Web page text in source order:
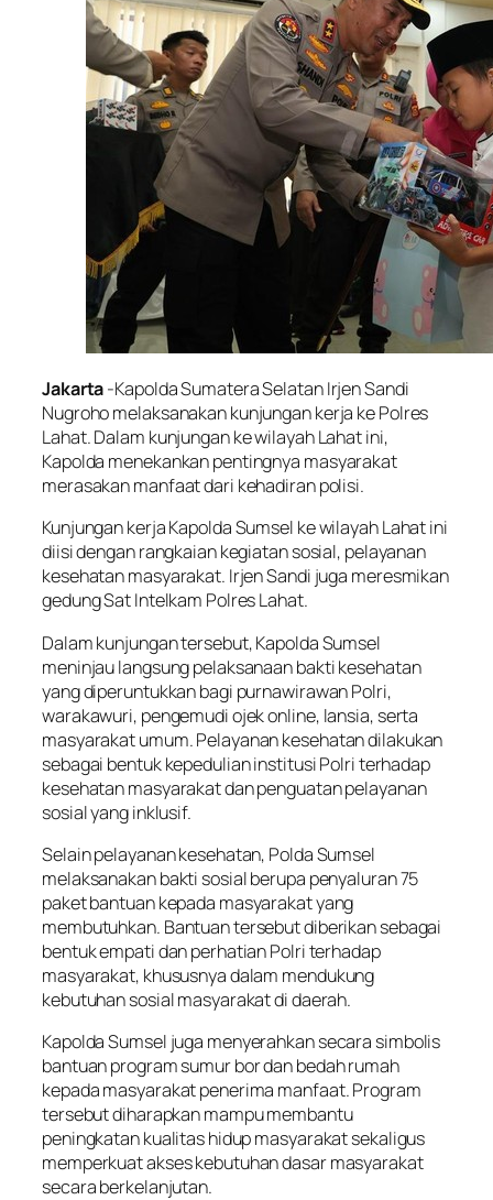
Jakarta-Kapolda Sumatera Selatan Irjen Sandi
Nugroho melaksanakan kunjungan kerja ke Polres
Lahat. Dalam kunjungan ke wilayah Lahat ini,
Kapolda menekankan pentingnya masyarakat
merasakan manfaat dari kehadiran polisi.
Kunjungan kerja Kapolda Sumsel ke wilayah Lahat ini
diisi dengan rangkaian kegiatan sosial, pelayanan
kesehatan masyarakat. Irjen Sandi juga meresmikan
gedung Sat Intelkam Polres Lahat.
Dalam kunjungan tersebut, Kapolda Sumsel
meninjau langsung pelaksanaan bakti kesehatan
yang diperuntukkan bagi purnawirawan Polri,
warakawuri, pengemudi ojekonline, lansia, serta
masyarakat umum. Pelayanan kesehatan dilakukan
sebagai bentuk kepedulian institusi Polri terhadap
kesehatan masyarakat dan penguatan pelayanan
sosial yang inklusif.
Selain pelayanan kesehatan, Polda Sumsel
melaksanakan bakti sosial berupa penyaluran 75
paket bantuan kepada masyarakat yang
membutuhkan. Bantuan tersebut diberikan sebagai
bentuk empati dan perhatian Polri terhadap
masyarakat, khususnya dalam mendukung
kebutuhan sosial masyarakat di daerah.
Kapolda Sumsel juga menyerahkan secara simbolis
bantuan program sumur bor dan bedah rumah
kepada masyarakat penerima manfaat. Program
tersebut diharapkan mampu membantu
peningkatan kualitas hidup masyarakat sekaligus
memperkuat akses kebutuhan dasar masyarakat
secara berkelanjutan.